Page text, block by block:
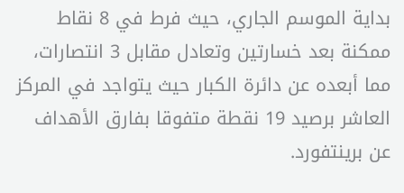
بداية الموسم الجاري، حيث فرط في 8 نقاط
ممكنة بعد خسارتين وتعادل مقابل 3 انتصارات،
مما أبعده عن دائرة الكبار حيث يتواجد في المركز
العاشر برصيد 19 نقطة متفوقا بفارق الأهداف
عن برينتفورد.